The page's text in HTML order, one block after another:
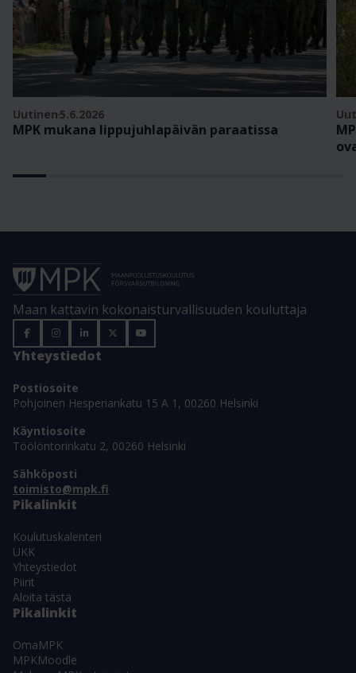
Uutinen 5.6.2026
MPK mukana lippujuhlapäivän paraatissa
Maan kattavin kokonaisturvallisuuden kouluttaja
Yhteystiedot
Postiosoite
Pohjoinen Hesperiankatu 15 A 1, 00260 Helsinki
Käyntiosoite
Töölöntorinkatu 2, 00260 Helsinki
Sähköposti
toimisto@mpk.fi
Pikalinkit
Koulutuskalenteri
UKK
Yhteystiedot
Piirit
Aloita tästä
Pikalinkit
OmaMPK
MPKMoodle